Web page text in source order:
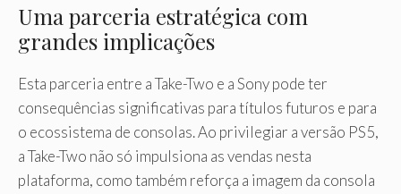
Uma parceria estratégica com
grandes implicações
Esta parceria entre a Take-Two e a Sony pode ter
consequências significativas para títulos futuros e para
o ecossistema de consolas. Ao privilegiar a versão PS5,
a Take-Two não só impulsiona as vendas nesta
plataforma, como também reforça a imagem da consola